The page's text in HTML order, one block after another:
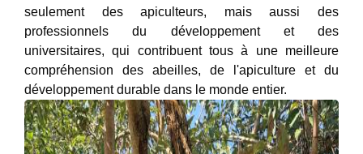
seulement des apiculteurs, mais aussi des
professionnels du développement et des
universitaires, qui contribuent tous à une meilleure
compréhension des abeilles, de l'apiculture et du
développement durable dans le monde entier.